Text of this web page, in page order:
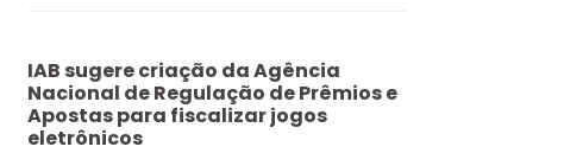
IAB sugere criação da Agência
Nacional de Regulação de Prêmios e
Apostas para fiscalizar jogos
eletrônicos